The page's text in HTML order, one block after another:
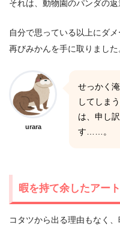
それは、動物園のパンダの
自分で思っている以上にダ
再びみかんを手に取りました
urara
せっかく
してしま
は、申し
す……。
暇を持て余したアー
コタツから出る理由もなく